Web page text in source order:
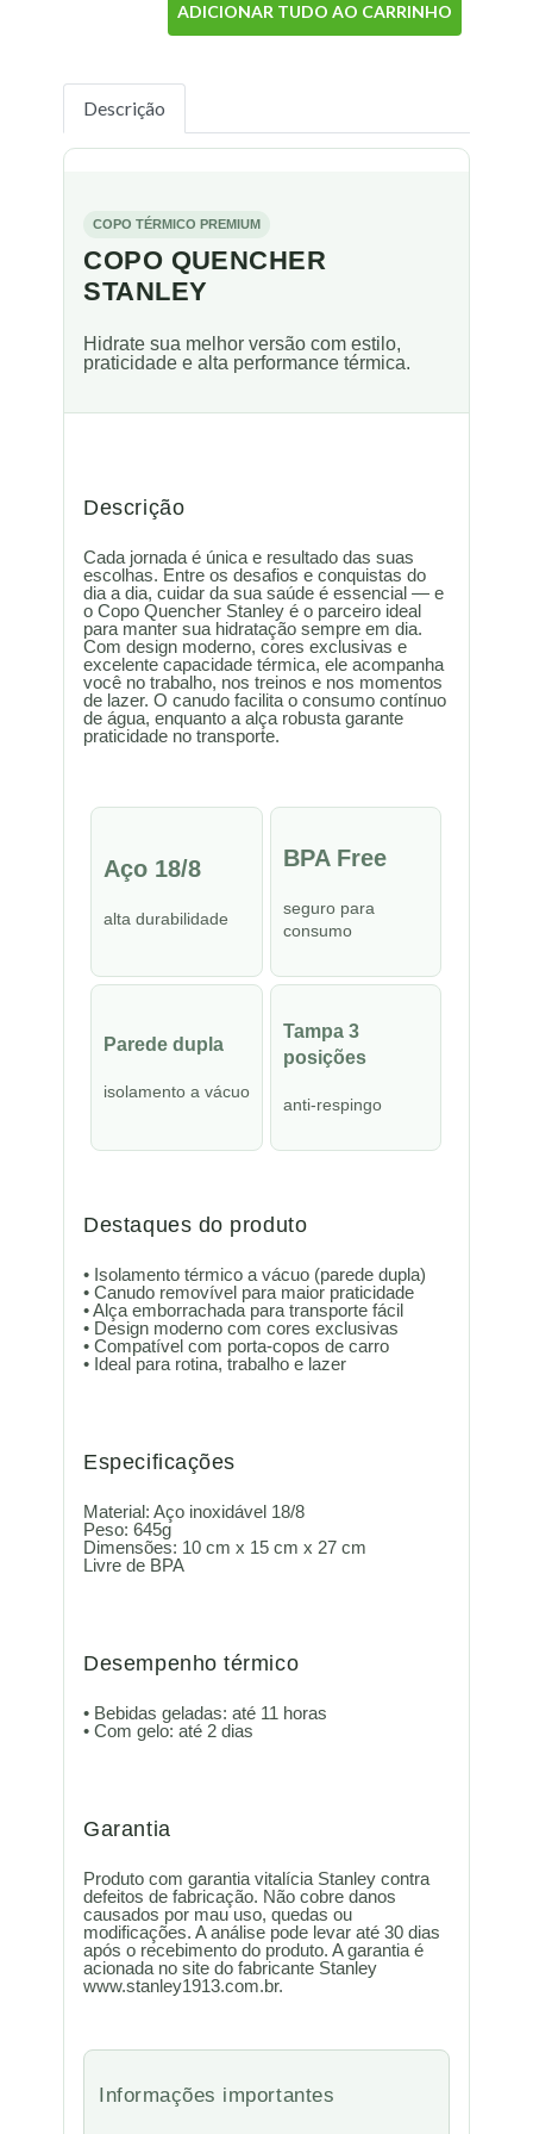
ADICIONAR TUDO AO CARRINHO
Descrição
COPO TÉRMICO PREMIUM
COPO QUENCHER
STANLEY
Hidrate sua melhor versão com estilo,
praticidade e alta performance térmica.
Descrição
Cada jornada é única e resultado das suas
escolhas. Entre os desafios e conquistas do
dia a dia, cuidar da sua saúde é essencial — e
o Copo Quencher Stanley é o parceiro ideal
para manter sua hidratação sempre em dia.
Com design moderno, cores exclusivas e
excelente capacidade térmica, ele acompanha
você no trabalho, nos treinos e nos momentos
de lazer. O canudo facilita o consumo contínuo
de água, enquanto a alça robusta garante
praticidade no transporte.
Aço 18/8
alta durabilidade
BPA Free
seguro para
consumo
Parede dupla
isolamento a vácuo
Tampa 3
posições
anti-respingo
Destaques do produto
• Isolamento térmico a vácuo (parede dupla)
• Canudo removível para maior praticidade
• Alça emborrachada para transporte fácil
• Design moderno com cores exclusivas
• Compatível com porta-copos de carro
• Ideal para rotina, trabalho e lazer
Especificações
Material: Aço inoxidável 18/8
Peso: 645g
Dimensões: 10 cm x 15 cm x 27 cm
Livre de BPA
Desempenho térmico
• Bebidas geladas: até 11 horas
• Com gelo: até 2 dias
Garantia
Produto com garantia vitalícia Stanley contra
defeitos de fabricação. Não cobre danos
causados por mau uso, quedas ou
modificações. A análise pode levar até 30 dias
após o recebimento do produto. A garantia é
acionada no site do fabricante Stanley
www.stanley1913.com.br.
Informações importantes